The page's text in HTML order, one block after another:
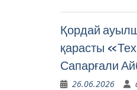
Қордай
қарасты
Сапарғали
26.06.2026